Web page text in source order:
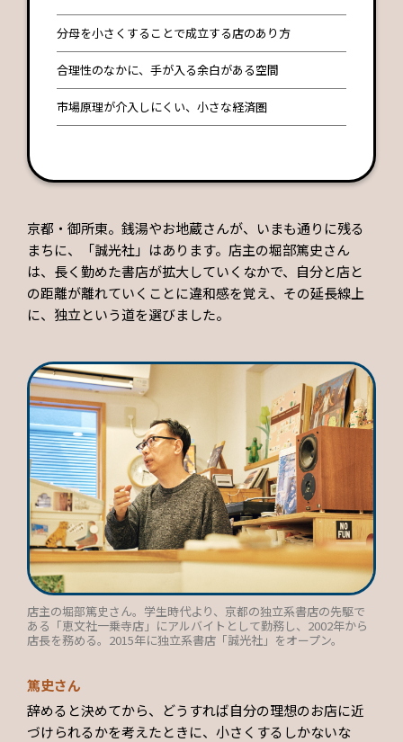
分母を小さくすることで成立する店のあり方
合理性のなかに、手が入る余白がある空間
市場原理が介入しにくい、小さな経済圏
京都・御所東。銭湯やお地蔵さんが、いまも通りに残る
まちに、「誠光社」はあります。店主の堀部篤史さん
は、長く勤めた書店が拡大していくなかで、自分と店と
の距離が離れていくことに違和感を覚え、その延長線上
に、独立という道を選びました。
店主の堀部篤史さん。学生時代より、京都の独立系書店の先駆で
ある「恵文社一乗寺店」にアルバイトとして勤務し、2002年から
店長を務める。2015年に独立系書店「誠光社」をオープン。
篤史さん
辞めると決めてから、どうすれば自分の理想のお店に近
づけられるかを考えたときに、小さくするしかないな